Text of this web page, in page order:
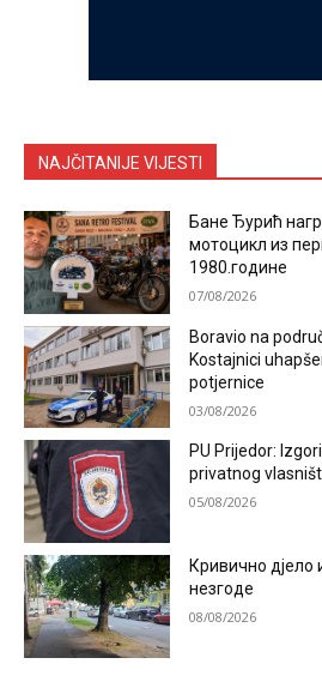
NAJČITANIJE VIJESTI
Бане Ђурић
мотоцикл из
1980.године
07/08/2026
Boravio na
Kostajnici
potjernice
03/08/2026
PU Prijedor:
privatnog
05/08/2026
Кривично дјело
незгоде
08/08/2026